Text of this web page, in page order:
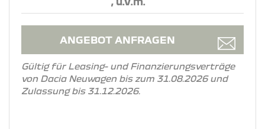
ANGEBOT ANFRAGEN
Gültig für Leasing- und Finanzierungsverträge
von Dacia Neuwagen bis zum 31.08.2026 und
Zulassung bis 31.12.2026.